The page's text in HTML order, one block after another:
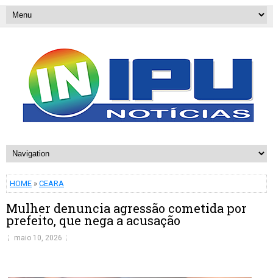
HOME » CEARA
Mulher denuncia agressão cometida por
prefeito, que nega a acusação
maio 10, 2026